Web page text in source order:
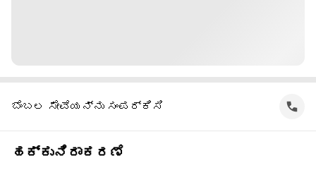
ಬೆಂಬಲ ಸೇವೆಯನ್ನು ಸಂಪರ್ಕಿಸಿ
ಹಕ್ಕುನಿರಾಕರಣೆ